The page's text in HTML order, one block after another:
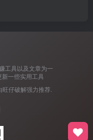
工具以及文章为一
一些实用工具
旺仔破解强力推荐.